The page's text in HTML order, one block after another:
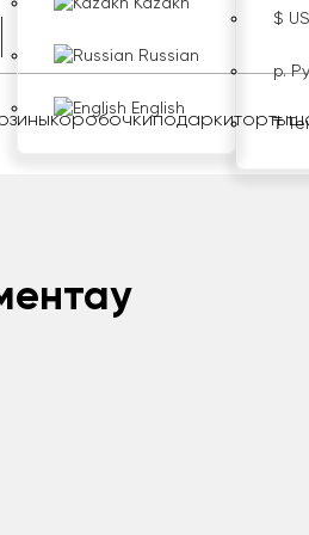
Kazakh
Russian
English
$
р.
₸
коробочкиподаркиторты